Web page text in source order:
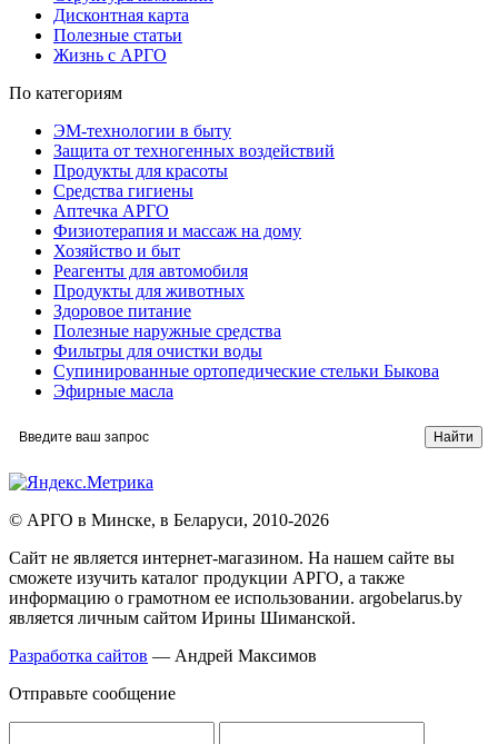
Дисконтная карта
Полезные статьи
Жизнь с АРГО
По категориям
ЭМ-технологии в быту
Защита от техногенных воздействий
Продукты для красоты
Средства гигиены
Аптечка АРГО
Физиотерапия и массаж на дому
Хозяйство и быт
Реагенты для автомобиля
Продукты для животных
Здоровое питание
Полезные наружные средства
Фильтры для очистки воды
Супинированные ортопедические стельки Быкова
Эфирные масла
© АРГО в Минске, в Беларуси, 2010-2026
Cайт не является интернет-магазином. На нашем сайте вы
сможете изучить каталог продукции АРГО, а также
информацию о грамотном ее использовании. argobelarus.by
является личным сайтом Ирины Шиманской.
Разработка сайтов — Андрей Максимов
Отправьте сообщение